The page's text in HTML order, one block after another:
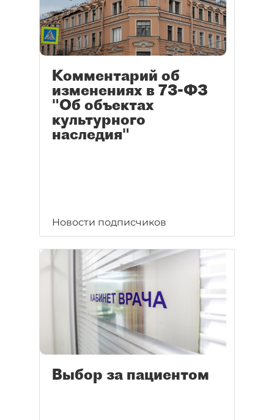
Комментарий об
изменениях в 73-ФЗ
"Об объектах
культурного
наследия"
Новости подписчиков
Выбор за пациентом